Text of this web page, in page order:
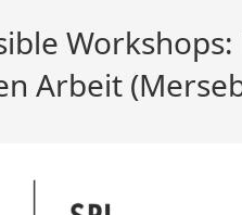
Arbeit